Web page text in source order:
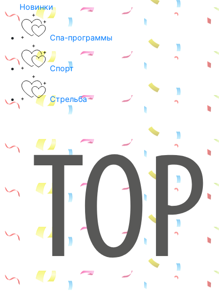
Новинки
Спа-программы
Спорт
Стрельба